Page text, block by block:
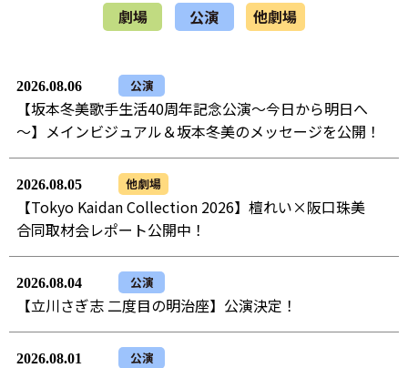
劇場 公演 他劇場
2026.08.06 公演
【坂本冬美歌手生活40周年記念公演～今日から明日へ
～】メインビジュアル＆坂本冬美のメッセージを公開！
2026.08.05 他劇場
【Tokyo Kaidan Collection 2026】檀れい×阪口珠美
合同取材会レポート公開中！
2026.08.04 公演
【立川さぎ志 二度目の明治座】公演決定！
2026.08.01 公演